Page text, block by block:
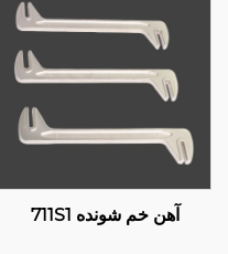
آهن خم شونده 711S1